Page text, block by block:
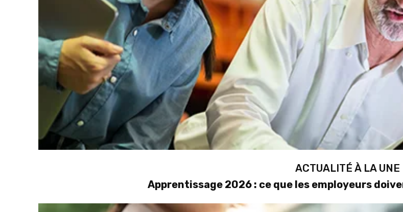
ACTUALITÉ À LA UNE
Apprentissage 2026 : ce que les employeurs